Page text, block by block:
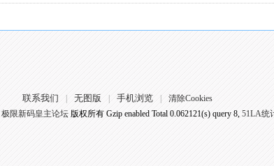
联系我们 无图版 手机浏览
清除Cookies
极限新码皇主论坛版权所有 Gzip enabled Total 0.062121(s) query 8, 51LA统